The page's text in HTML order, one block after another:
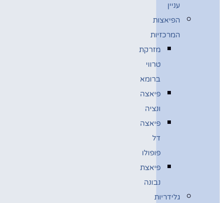
עניין
הפיאצות
המרכזיות
מזרקת
טרווי
ברומא
פיאצה
ונציה
פיאצה
דל
פופולו
פיאצת
נבונה
גלידריות